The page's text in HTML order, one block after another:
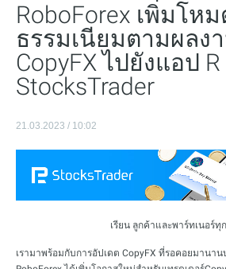
RoboForex เพิ่มโห
ธรรมเนียมตามผลง
CopyFX ไปยังแอป R
StocksTrader
21.03.2023 / 10:02
เรียน ลูกค้าและพาร์ทเนอร์ทุ
เรามาพร้อมกับการอัปเดต CopyFX ที่รอคอยมานาน